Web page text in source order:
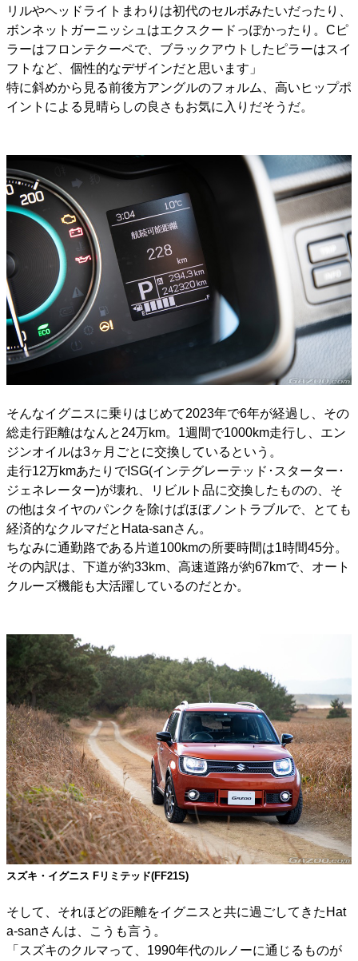
リルやヘッドライトまわりは初代のセルボみたいだったり、
ボンネットガーニッシュはエクスクードっぽかったり。Cピ
ラーはフロンテクーペで、ブラックアウトしたピラーはスイ
フトなど、個性的なデザインだと思います」
特に斜めから見る前後方アングルのフォルム、高いヒップポ
イントによる見晴らしの良さもお気に入りだそうだ。
そんなイグニスに乗りはじめて2023年で6年が経過し、その
総走行距離はなんと24万km。1週間で1000km走行し、エン
ジンオイルは3ヶ月ごとに交換しているという。
走行12万kmあたりでISG(インテグレーテッド･スターター･
ジェネレーター)が壊れ、リビルト品に交換したものの、そ
の他はタイヤのパンクを除けばほぼノントラブルで、とても
経済的なクルマだとHata-sanさん。
ちなみに通勤路である片道100kmの所要時間は1時間45分。
その内訳は、下道が約33km、高速道路が約67kmで、オート
クルーズ機能も大活躍しているのだとか。
スズキ・イグニス Fリミテッド(FF21S)
そして、それほどの距離をイグニスと共に過ごしてきたHat
a-sanさんは、こうも言う。
「スズキのクルマって、1990年代のルノーに通じるものが